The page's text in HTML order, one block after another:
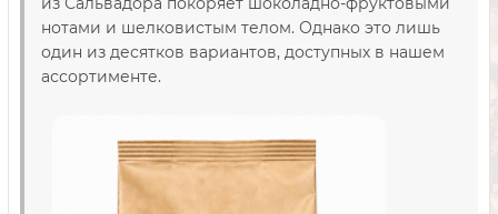
нотами и шелковистым телом. Однако это лишь
один из десятков вариантов, доступных в нашем
ассортименте.